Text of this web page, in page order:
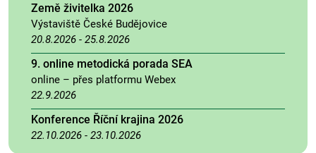
Země živitelka 2026
Výstaviště České Budějovice
20.8.2026 - 25.8.2026
9. online metodická porada SEA
online – přes platformu Webex
22.9.2026
Konference Říční krajina 2026
22.10.2026 - 23.10.2026